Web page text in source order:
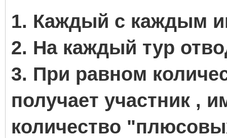
1. Каждый с каждым
2. На каждый тур
3. При равном
получает участник ,
количество